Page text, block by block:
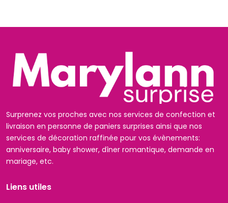
Surprenez vos proches avec nos services de confection et
livraison en personne de paniers surprises ainsi que nos
services de décoration raffinée pour vos évènements:
anniversaire, baby shower, dîner romantique, demande en
mariage, etc.
Liens utiles